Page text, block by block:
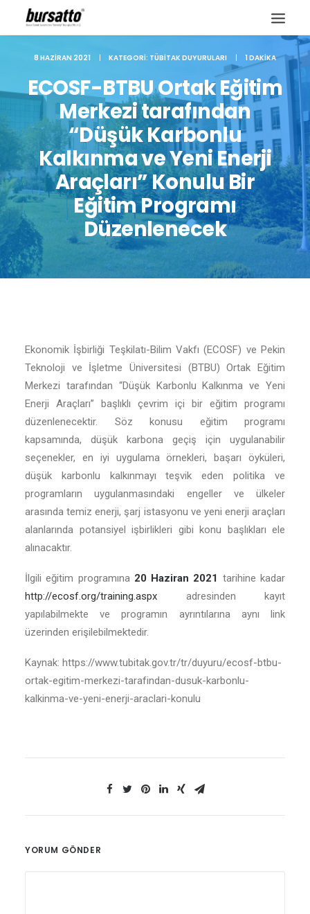
Site içi arama
8 HAZIRAN 2021 | KATEGORI: TÜBITAK DUYURULARI | 1 DAKIKA
ECOSF-BTBU Ortak Eğitim
Merkezi tarafından
“Düşük Karbonlu
Kalkınma ve Yeni Enerji
Araçları” Konulu Bir
Eğitim Programı
Düzenlenecek
Ekonomik İşbirliği Teşkilatı-Bilim Vakfı (ECOSF) ve Pekin
Teknoloji ve İşletme Üniversitesi (BTBU) Ortak Eğitim
Merkezi tarafından “Düşük Karbonlu Kalkınma ve Yeni
Enerji Araçları” başlıklı çevrim içi bir eğitim programı
düzenlenecektir. Söz konusu eğitim programı
kapsamında, düşük karbona geçiş için uygulanabilir
seçenekler, en iyi uygulama örnekleri, başarı öyküleri,
düşük karbonlu kalkınmayı teşvik eden politika ve
programların uygulanmasındaki engeller ve ülkeler
arasında temiz enerji, şarj istasyonu ve yeni enerji araçları
alanlarında potansiyel işbirlikleri gibi konu başlıkları ele
alınacaktır.
İlgili eğitim programına 20 Haziran 2021 tarihine kadar
http://ecosf.org/training.aspx adresinden kayıt
yapılabilmekte ve programın ayrıntılarına aynı link
üzerinden erişilebilmektedir.
Kaynak: https://www.tubitak.gov.tr/tr/duyuru/ecosf-btbu-
ortak-egitim-merkezi-tarafindan-dusuk-karbonlu-
kalkinma-ve-yeni-enerji-araclari-konulu
YORUM GÖNDER